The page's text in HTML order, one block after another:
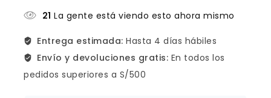
21 La gente está viendo esto ahora mismo
Entrega estimada: Hasta 4 días hábiles
Envío y devoluciones gratis: En todos los
pedidos superiores a S/500